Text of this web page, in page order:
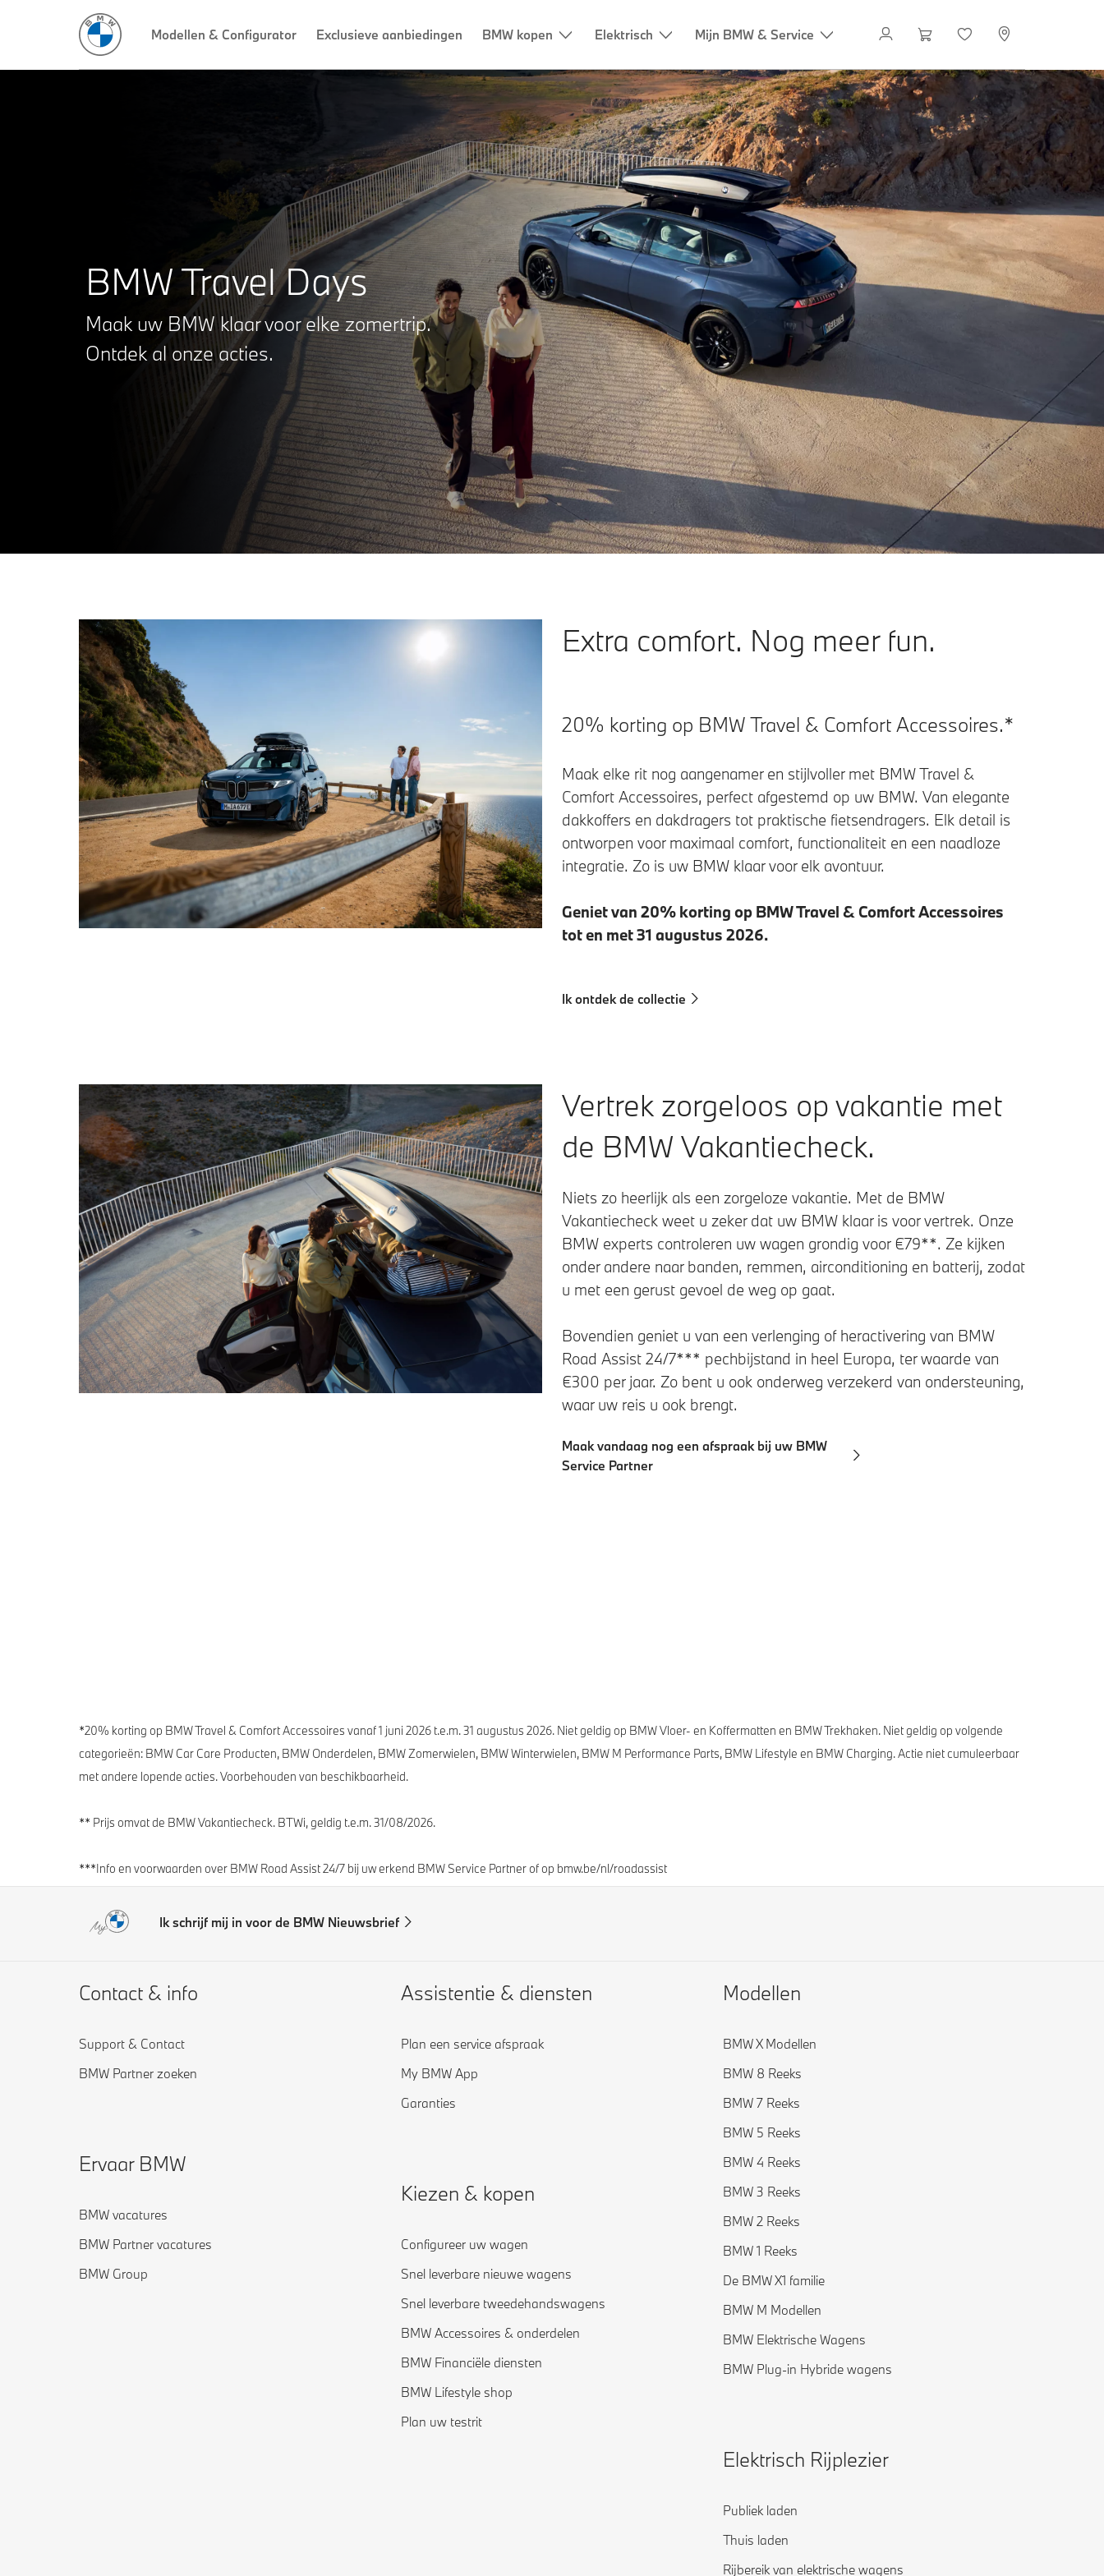
Modellen & Configurator Exclusieve aanbiedingen BMW kopen Elektrisch Mijn BMW & Service
BMW Travel Days
Maak uw BMW klaar voor elke zomertrip.
Ontdek al onze acties.
Extra comfort. Nog meer fun.
20% korting op BMW Travel & Comfort Accessoires.*
Maak elke rit nog aangenamer en stijlvoller met BMW Travel &
Comfort Accessoires, perfect afgestemd op uw BMW. Van elegante
dakkoffers en dakdragers tot praktische fietsendragers. Elk detail is
ontworpen voor maximaal comfort, functionaliteit en een naadloze
integratie. Zo is uw BMW klaar voor elk avontuur.
Geniet van 20% korting op BMW Travel & Comfort Accessoires
tot en met 31 augustus 2026.
Ik ontdek de collectie
Vertrek zorgeloos op vakantie met
de BMW Vakantiecheck.
Niets zo heerlijk als een zorgeloze vakantie. Met de BMW
Vakantiecheck weet u zeker dat uw BMW klaar is voor vertrek. Onze
BMW experts controleren uw wagen grondig voor €79**. Ze kijken
onder andere naar banden, remmen, airconditioning en batterij, zodat
u met een gerust gevoel de weg op gaat.
Bovendien geniet u van een verlenging of heractivering van BMW
Road Assist 24/7*** pechbijstand in heel Europa, ter waarde van
€300 per jaar. Zo bent u ook onderweg verzekerd van ondersteuning,
waar uw reis u ook brengt.
Maak vandaag nog een afspraak bij uw BMW
Service Partner
*20% korting op BMW Travel & Comfort Accessoires vanaf 1 juni 2026 t.e.m. 31 augustus 2026. Niet geldig op BMW Vloer- en Koffermatten en BMW Trekhaken. Niet geldig op volgende
categorieën: BMW Car Care Producten, BMW Onderdelen, BMW Zomerwielen, BMW Winterwielen, BMW M Performance Parts, BMW Lifestyle en BMW Charging. Actie niet cumuleerbaar
met andere lopende acties. Voorbehouden van beschikbaarheid.
** Prijs omvat de BMW Vakantiecheck. BTWi, geldig t.e.m. 31/08/2026.
***Info en voorwaarden over BMW Road Assist 24/7 bij uw erkend BMW Service Partner of op bmw.be/nl/roadassist
Ik schrijf mij in voor de BMW Nieuwsbrief
Contact & info
Support & Contact
BMW Partner zoeken
Ervaar BMW
BMW vacatures
BMW Partner vacatures
BMW Group
Assistentie & diensten
Plan een service afspraak
My BMW App
Garanties
Kiezen & kopen
Configureer uw wagen
Snel leverbare nieuwe wagens
Snel leverbare tweedehandswagens
BMW Accessoires & onderdelen
BMW Financiële diensten
BMW Lifestyle shop
Plan uw testrit
Modellen
BMW X Modellen
BMW 8 Reeks
BMW 7 Reeks
BMW 5 Reeks
BMW 4 Reeks
BMW 3 Reeks
BMW 2 Reeks
BMW 1 Reeks
De BMW X1 familie
BMW M Modellen
BMW Elektrische Wagens
BMW Plug-in Hybride wagens
Elektrisch Rijplezier
Publiek laden
Thuis laden
Rijbereik van elektrische wagens